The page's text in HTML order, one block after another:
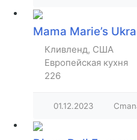
Mama Marie’s
Кливленд, США
Европейская кухня
226
01.12.2023